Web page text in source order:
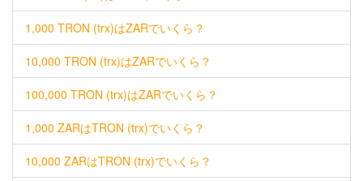
1,000 TRON (trx)はZARでいくら？
10,000 TRON (trx)はZARでいくら？
100,000 TRON (trx)はZARでいくら？
1,000 ZARはTRON (trx)でいくら？
10,000 ZARはTRON (trx)でいくら？